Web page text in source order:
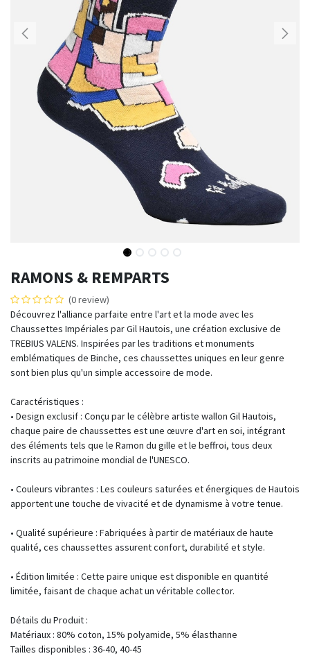
RAMONS & REMPARTS
(0 review)
Découvrez l'alliance parfaite entre l'art et la mode avec les
Chaussettes Impériales par Gil Hautois, une création exclusive de
TREBIUS VALENS. Inspirées par les traditions et monuments
emblématiques de Binche, ces chaussettes uniques en leur genre
sont bien plus qu'un simple accessoire de mode.
Caractéristiques :
• Design exclusif : Conçu par le célèbre artiste wallon Gil Hautois,
chaque paire de chaussettes est une œuvre d'art en soi, intégrant
des éléments tels que le Ramon du gille et le beffroi, tous deux
inscrits au patrimoine mondial de l'UNESCO.
• Couleurs vibrantes : Les couleurs saturées et énergiques de Hautois
apportent une touche de vivacité et de dynamisme à votre tenue.
• Qualité supérieure : Fabriquées à partir de matériaux de haute
qualité, ces chaussettes assurent confort, durabilité et style.
• Édition limitée : Cette paire unique est disponible en quantité
limitée, faisant de chaque achat un véritable collector.
Détails du Produit :
Matériaux : 80% coton, 15% polyamide, 5% élasthanne
Tailles disponibles : 36-40, 40-45